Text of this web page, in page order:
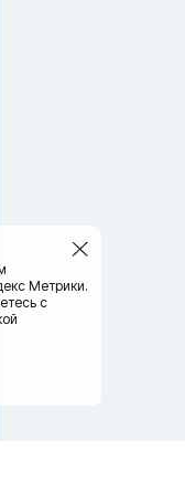
Метрики.
с